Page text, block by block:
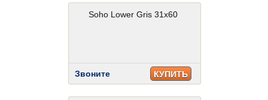
Soho Lower Gris 31x60
Звоните КУПИТЬ